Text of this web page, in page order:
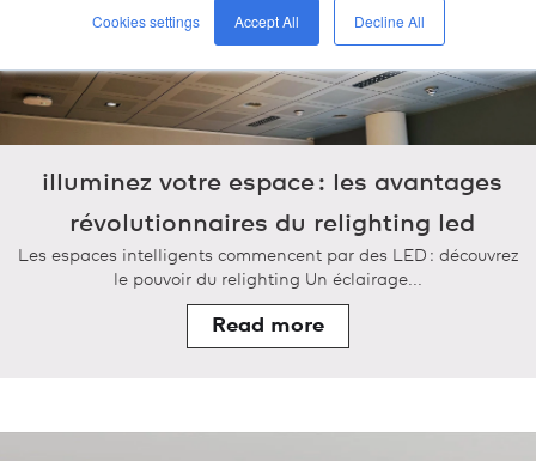
Cookies settings Accept All Decline All
illuminez votre espace : les avantages
révolutionnaires du relighting led
Les espaces intelligents commencent par des LED : découvrez
le pouvoir du relighting Un éclairage...
Read more